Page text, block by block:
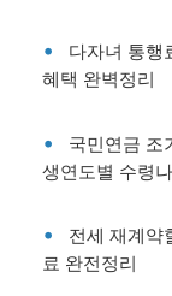
다자녀 통행
혜택 완벽정리
국민연금 조
생연도별 수령
전세 재계약
료 완전정리